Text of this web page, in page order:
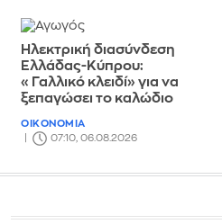
Ηλεκτρική διασύνδεση
Ελλάδας-Κύπρου:
«Γαλλικό κλειδί» για να
ξεπαγώσει το καλώδιο
ΟΙΚΟΝΟΜΙΑ
07:10, 06.08.2026